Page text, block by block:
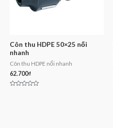
Côn thu HDPE 50×25 nối
nhanh
Côn thu HDPE nối nhanh
62.700₫